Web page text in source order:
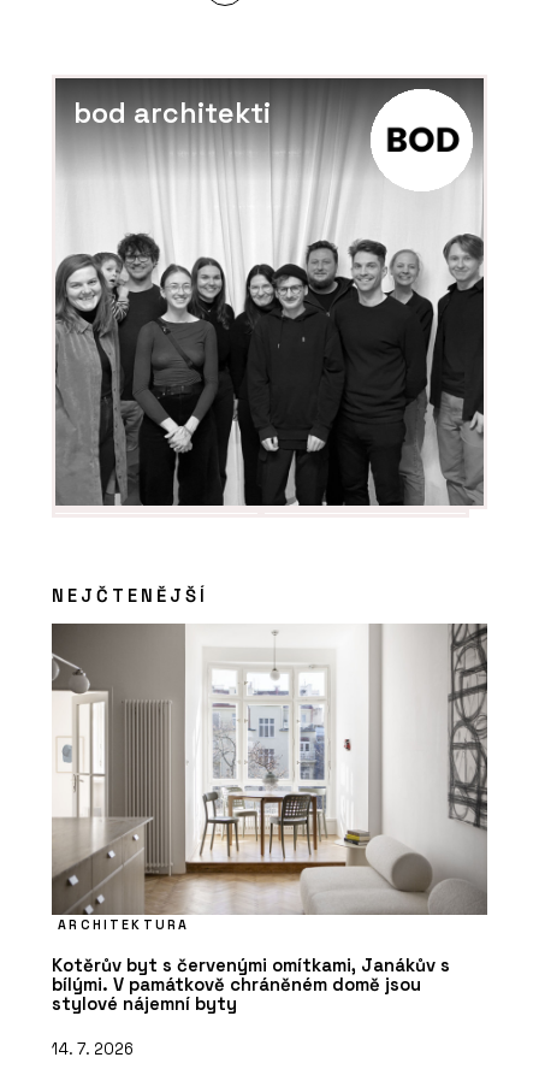
bod architekti
NEJČTENĚJŠÍ
ARCHITEKTURA
Kotěrův byt s červenými omítkami, Janákův s
bílými. V památkově chráněném domě jsou
stylové nájemní byty
14. 7. 2026